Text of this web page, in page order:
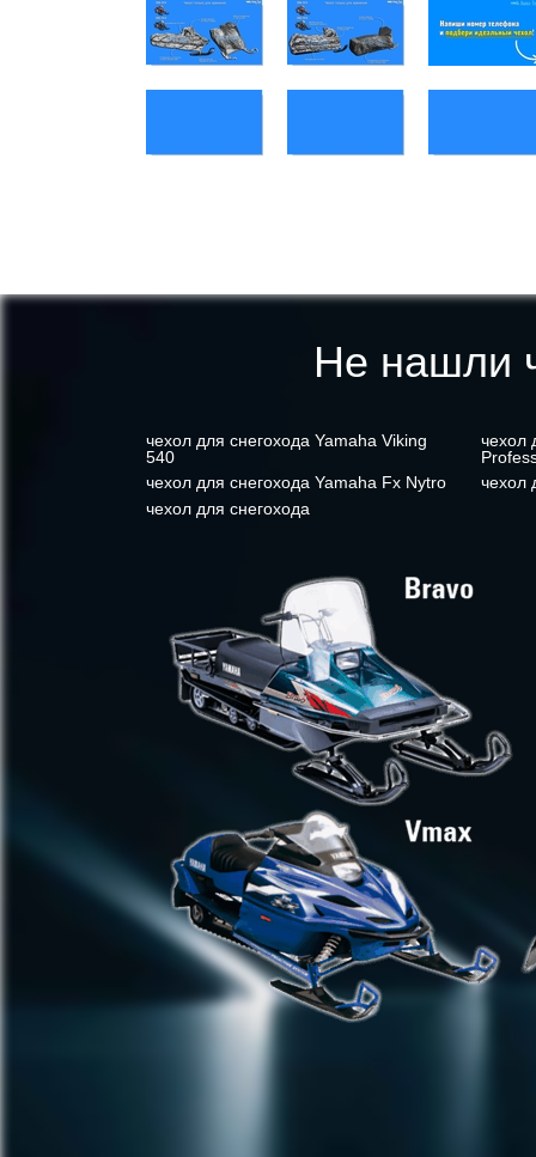
Не нашли
чехол для снегохода Yamaha Viking
540
чехол для снегохода Yamaha Fx Nytro
чехол для снегохода
чехол
чехол